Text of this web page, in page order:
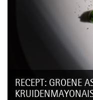
RECEPT: GROENE